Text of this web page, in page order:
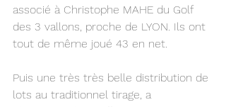
associé à Christophe MAHE du Golf
des 3 vallons, proche de LYON. Ils ont
tout de même joué 43 en net.
Puis une très très belle distribution de
lots au traditionnel tirage, a